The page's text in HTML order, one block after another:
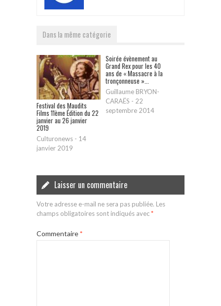
Dans la même catégorie
Festival des Maudits
Films 11ème Édition du 22
janvier au 26 janvier
2019
Culturonews - 14
janvier 2019
Soirée évènement au
Grand Rex pour les 40
ans de « Massacre à la
tronçonneuse »...
Guillaume BRYON-
CARAËS - 22
septembre 2014
Laisser un commentaire
Votre adresse e-mail ne sera pas publiée. Les
champs obligatoires sont indiqués avec*
Commentaire*